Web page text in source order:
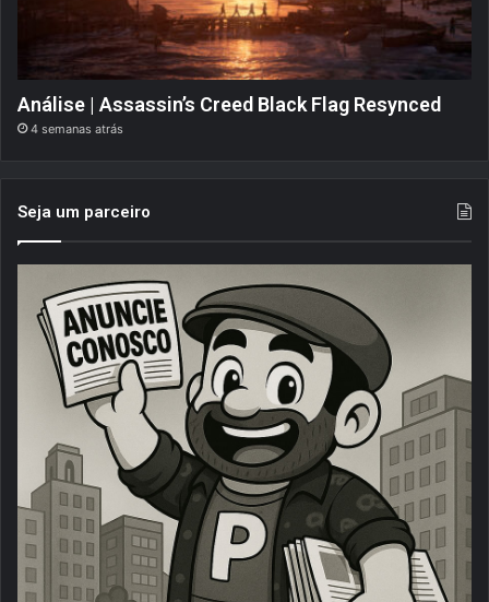
Análise | Assassin’s Creed Black Flag Resynced
4 semanas atrás
Seja um parceiro